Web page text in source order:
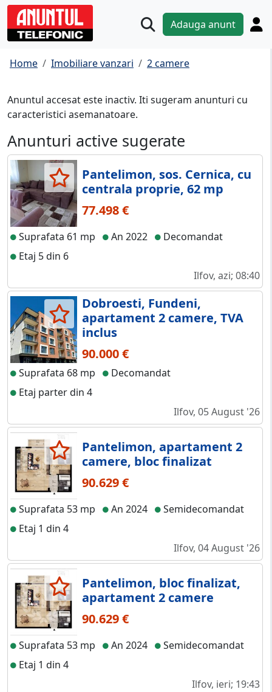
Adauga anunt
Home Imobiliare vanzari 2 camere
Anuntul accesat este inactiv. Iti sugeram anunturi cu
caracteristici asemanatoare.
Anunturi active sugerate
Pantelimon, sos. Cernica, cu
centrala proprie, 62 mp
77.498 €
Suprafata 61 mp An 2022
Decomandat
Etaj 5 din 6
Ilfov, azi; 08:40
Dobroesti, Fundeni,
apartament 2 camere, TVA
inclus
90.000 €
Suprafata 68 mp
Decomandat
Etaj parter din 4
Ilfov, 05 August '26
Pantelimon, apartament 2
camere, bloc finalizat
90.629 €
Suprafata 53 mp An 2024
Semidecomandat
Etaj 1 din 4
Ilfov, 04 August '26
Pantelimon, bloc finalizat,
apartament 2 camere
90.629 €
Suprafata 53 mp An 2024
Semidecomandat
Etaj 1 din 4
Ilfov, ieri; 19:43